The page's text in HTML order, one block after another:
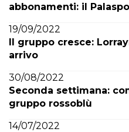
abbonamenti: il
19/09/2022
Il gruppo cresce:
arrivo
30/08/2022
Seconda settimana:
gruppo rossoblù
14/07/2022